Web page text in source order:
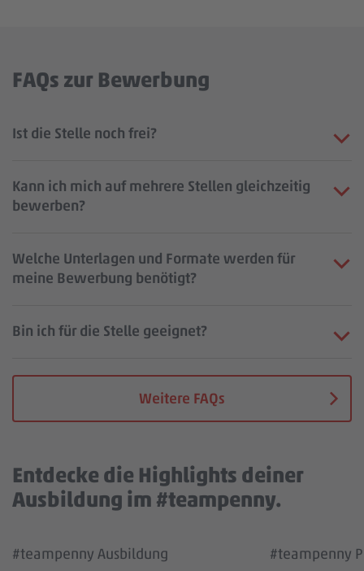
FAQs zur Bewerbung
Ist die Stelle noch frei?
Kann ich mich auf mehrere Stellen gleichzeitig
bewerben?
Welche Unterlagen und Formate werden für
meine Bewerbung benötigt?
Bin ich für die Stelle geeignet?
Weitere FAQs
Entdecke die Highlights deiner
Ausbildung im #teampenny.
Wir benötigen deine Zustimmung, um den
YouTube Video Service zu laden!
#teampenny Ausbildung
Wir
YouTube
#teampenny